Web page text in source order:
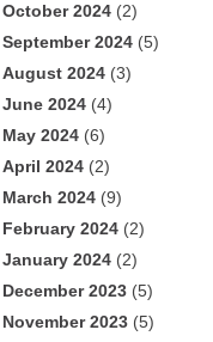
October 2024 (2)
September 2024 (5)
August 2024 (3)
June 2024 (4)
May 2024 (6)
April 2024 (2)
March 2024 (9)
February 2024 (2)
January 2024 (2)
December 2023 (5)
November 2023 (5)